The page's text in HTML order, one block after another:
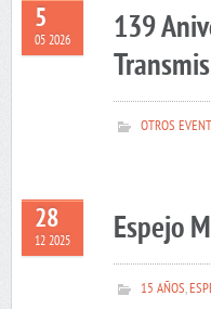
5
05 2026
139
OTROS
28
12 2025 Espejo
15 AÑOS,